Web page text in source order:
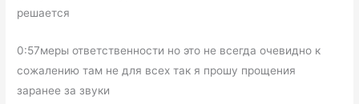
решается
0:57меры ответственности но это не всегда очевидно к
сожалению там не для всех так я прошу прощения
заранее за звуки